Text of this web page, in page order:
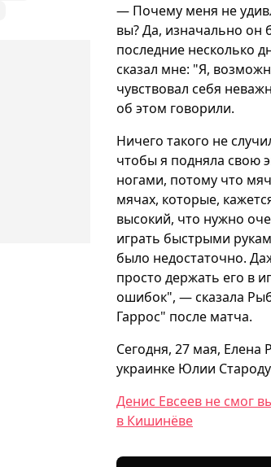
— Почему меня не
вы? Да, изначально он
последние несколько
сказал мне: "Я,
чувствовал себя
об этом говорили.
Ничего такого не
чтобы я подняла свою
ногами, потому что
мячах, которые,
высокий, что нужно
играть быстрыми
было недостаточно.
просто держать его в
ошибок", — сказала
Гаррос" после матча.
Сегодня, 27 мая, Елена
украинке Юлии
Денис Евсеев не смог
в Кишинёве